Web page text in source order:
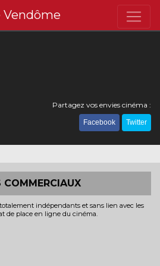
Vendôme
Partagez vos envies cinéma :
Facebook Twitter
COMMERCIAUX
indépendants et sans lien avec les
de place en ligne du cinéma.